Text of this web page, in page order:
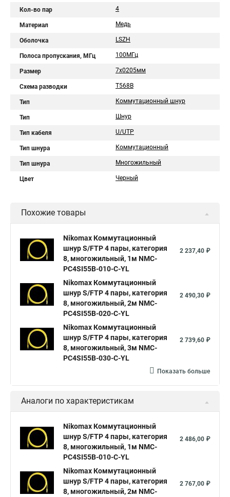
Кол-во пар 4
Материал Медь
Оболочка LSZH
Полоса пропускания, МГц 100МГц
Размер 7х0205мм
Схема разводки T568B
Тип Коммутационный шнур
Тип Шнур
Тип кабеля U/UTP
Тип шнура Коммутационный
Тип шнура Многожильный
Цвет Черный
Похожие товары
Nikomax Коммутационный
шнур S/FTP 4 пары, категория
8, многожильный, 1м NMC-
PC4SI55B-010-C-YL
2 237,40 ₽
Nikomax Коммутационный
шнур S/FTP 4 пары, категория
8, многожильный, 2м NMC-
PC4SI55B-020-C-YL
2 490,30 ₽
Nikomax Коммутационный
шнур S/FTP 4 пары, категория
8, многожильный, 3м NMC-
PC4SI55B-030-C-YL
2 739,60 ₽
Показать больше
Аналоги по характеристикам
Nikomax Коммутационный
шнур S/FTP 4 пары, категория
8, многожильный, 1м NMC-
PC4SI55B-010-C-YL
2 486,00 ₽
Nikomax Коммутационный
шнур S/FTP 4 пары, категория
8, многожильный, 2м NMC-
2 767,00 ₽